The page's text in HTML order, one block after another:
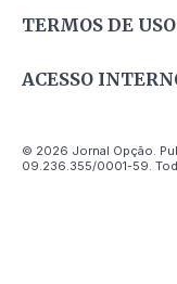
TERMOS DE USO
ACESSO
© 2026 Jornal Opção.
09.236.355/0001-59.